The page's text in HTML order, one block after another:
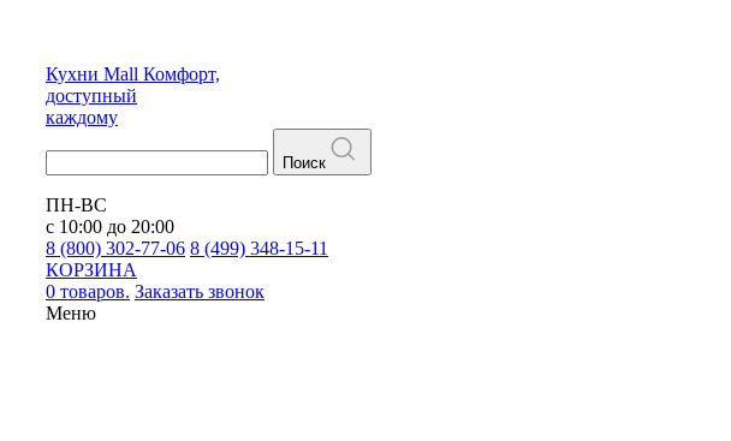
Кухни Mall Комфорт,
доступный
каждому
Поиск
ПН-ВС
с 10:00 до 20:00
8 (800) 302-77-06 8 (499) 348-15-11
КОРЗИНА
0 товаров. Заказать звонок
Меню